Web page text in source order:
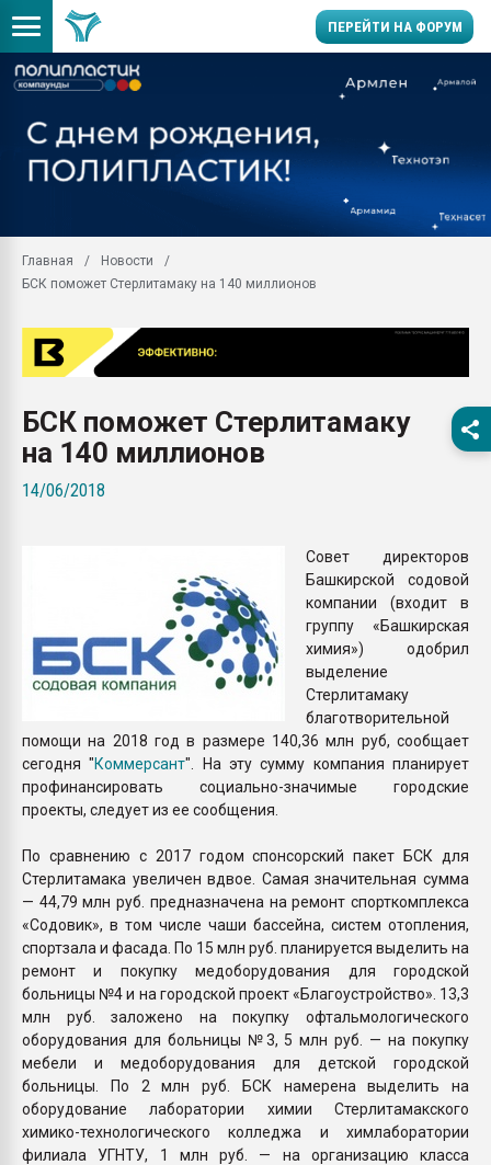
ПЕРЕЙТИ НА ФОРУМ
умельцы изготовили
Продажа готового
производство SPC
ближайшее
Подмосковье, Москва
ситуацией на
ПЕРЕЙТИ НА
Главная
Новости
БСК поможет Стерлитамаку на 140 миллионов
БСК поможет Стерлитамаку
на 140 миллионов
14/06/2018
Совет директоров
Башкирской содовой
компании (входит в
группу «Башкирская
химия») одобрил
выделение
Стерлитамаку
благотворительной
помощи на 2018 год в размере 140,36 млн руб, сообщает
сегодня "Коммерсант". На эту сумму компания планирует
профинансировать социально-значимые городские
проекты, следует из ее сообщения.
По сравнению с 2017 годом спонсорский пакет БСК для
Стерлитамака увеличен вдвое. Самая значительная сумма
— 44,79 млн руб. предназначена на ремонт спорткомплекса
«Содовик», в том числе чаши бассейна, систем отопления,
спортзала и фасада. По 15 млн руб. планируется выделить на
ремонт и покупку медоборудования для городской
больницы №4 и на городской проект «Благоустройство». 13,3
млн руб. заложено на покупку офтальмологического
оборудования для больницы №3, 5 млн руб. — на покупку
мебели и медоборудования для детской городской
больницы. По 2 млн руб. БСК намерена выделить на
оборудование лаборатории химии Стерлитамакского
химико-технологического колледжа и химлаборатории
филиала УГНТУ, 1 млн руб. — на организацию класса